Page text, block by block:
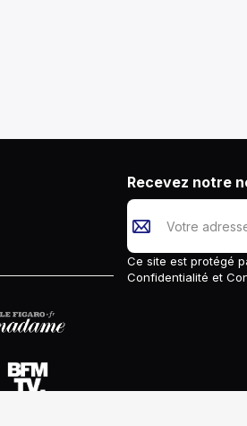
Recevez notre
Ce site est protégé
Confidentialitéet